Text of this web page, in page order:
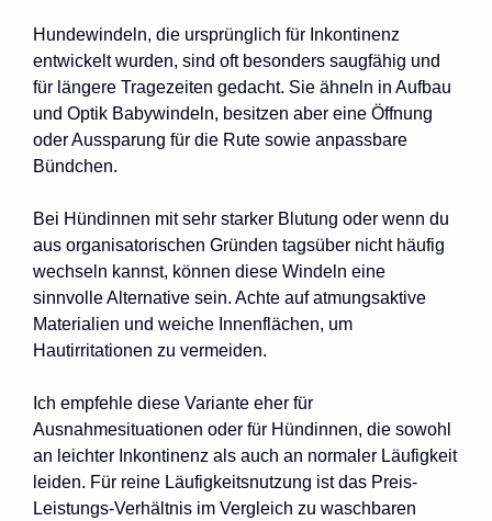
Hundewindeln, die ursprünglich für Inkontinenz
entwickelt wurden, sind oft besonders saugfähig und
für längere Tragezeiten gedacht. Sie ähneln in Aufbau
und Optik Babywindeln, besitzen aber eine Öffnung
oder Aussparung für die Rute sowie anpassbare
Bündchen.
Bei Hündinnen mit sehr starker Blutung oder wenn du
aus organisatorischen Gründen tagsüber nicht häufig
wechseln kannst, können diese Windeln eine
sinnvolle Alternative sein. Achte auf atmungsaktive
Materialien und weiche Innenflächen, um
Hautirritationen zu vermeiden.
Ich empfehle diese Variante eher für
Ausnahmesituationen oder für Hündinnen, die sowohl
an leichter Inkontinenz als auch an normaler Läufigkeit
leiden. Für reine Läufigkeitsnutzung ist das Preis-
Leistungs-Verhältnis im Vergleich zu waschbaren